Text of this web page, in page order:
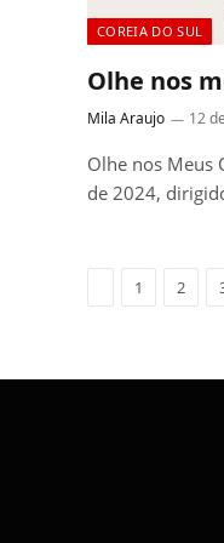
COREIA DO SUL
Olhe nos
Mila Araujo 12
Olhe nos Meus
de 2024,
Previous
1 2